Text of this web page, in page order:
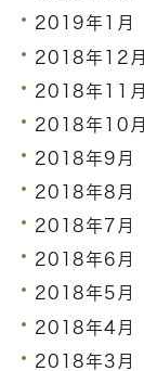
2019年1月
2018年12月
2018年11月
2018年10月
2018年9月
2018年8月
2018年7月
2018年6月
2018年5月
2018年4月
2018年3月